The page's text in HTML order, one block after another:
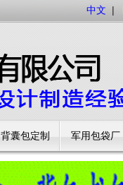
中文 |
背囊包定制 军用包袋厂